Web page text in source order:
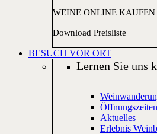
WEINE ONLINE KAUFEN
Download Preisliste
BESUCH VOR ORT
Lernen Sie uns
Öffnungszeiten
Aktuelles
Erlebnis